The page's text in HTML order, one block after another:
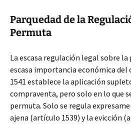
Parquedad de la
Permuta
La escasa regulación legal sobre
escasa importancia económica
1541 establece la aplicación
compraventa, pero solo en lo que
permuta. Solo se regula
ajena (artículo 1539) y la evicción